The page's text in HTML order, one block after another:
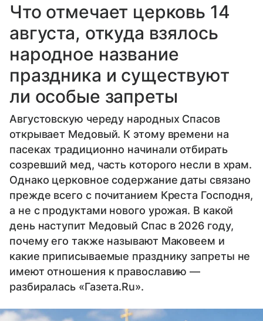
Что отмечает церковь 14
августа, откуда взялось
народное название
праздника и существуют
ли особые запреты
Августовскую череду народных Спасов
открывает Медовый. К этому времени на
пасеках традиционно начинали отбирать
созревший мед, часть которого несли в храм.
Однако церковное содержание даты связано
прежде всего с почитанием Креста Господня,
а не с продуктами нового урожая. В какой
день наступит Медовый Спас в 2026 году,
почему его также называют Маковеем и
какие приписываемые празднику запреты не
имеют отношения к православию —
разбиралась «Газета.Ru».